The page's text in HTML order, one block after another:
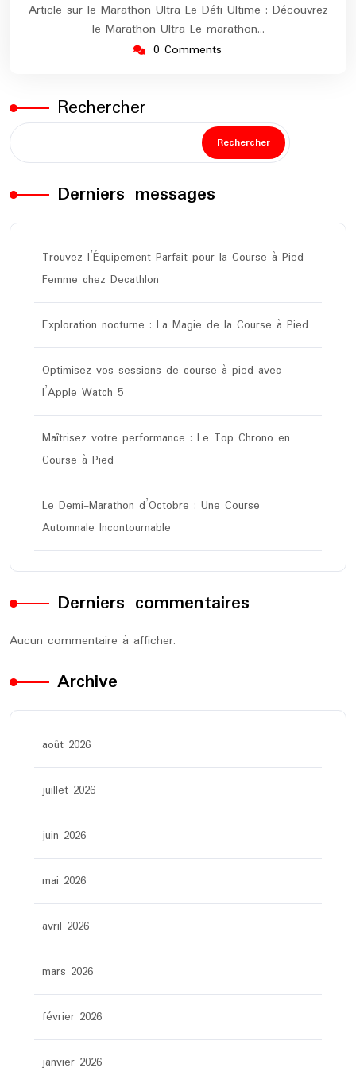
Article sur le Marathon Ultra Le Défi Ultime : Découvrez
le Marathon Ultra Le marathon…
0 Comments
Rechercher
Rechercher
Derniers messages
Trouvez l’Équipement Parfait pour la Course à Pied
Femme chez Decathlon
Exploration nocturne : La Magie de la Course à Pied
Optimisez vos sessions de course à pied avec
l’Apple Watch 5
Maîtrisez votre performance : Le Top Chrono en
Course à Pied
Le Demi-Marathon d’Octobre : Une Course
Automnale Incontournable
Derniers commentaires
Aucun commentaire à afficher.
Archive
août 2026
juillet 2026
juin 2026
mai 2026
avril 2026
mars 2026
février 2026
janvier 2026